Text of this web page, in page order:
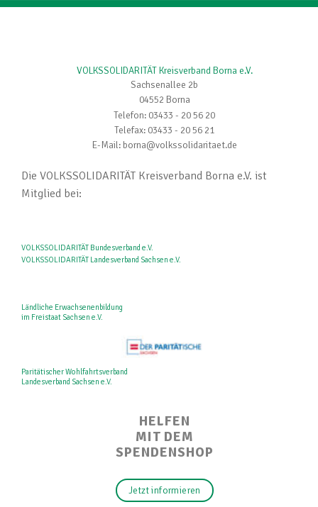
VOLKSSOLIDARITÄT Kreisverband Borna e.V.
Sachsenallee 2b
04552 Borna
Telefon: 03433 - 20 56 20
Telefax: 03433 - 20 56 21
E-Mail: borna@volkssolidaritaet.de
Die VOLKSSOLIDARITÄT Kreisverband Borna e.V. ist
Mitglied bei:
VOLKSSOLIDARITÄT Bundesverband e.V.
VOLKSSOLIDARITÄT Landesverband Sachsen e.V.
Ländliche Erwachsenenbildung
im Freistaat Sachsen e.V.
Paritätischer Wohlfahrtsverband
Landesverband Sachsen e.V.
HELFEN
MIT DEM
SPENDENSHOP
Jetzt informieren